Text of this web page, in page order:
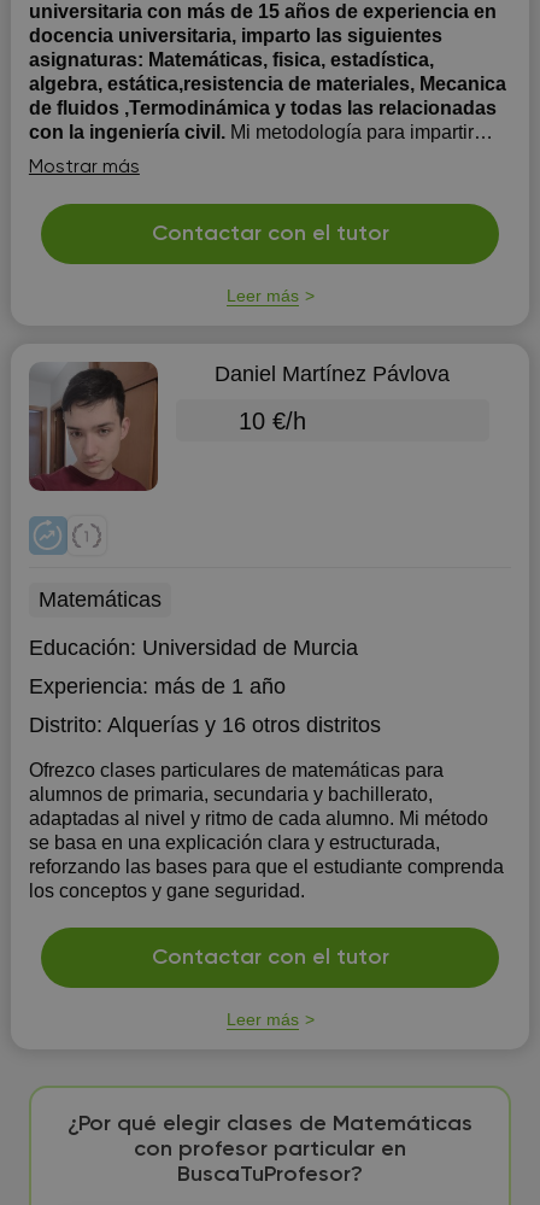
universitaria con más de 15 años de experiencia en
docencia universitaria, imparto las siguientes
asignaturas: Matemáticas, fisica, estadística,
algebra, estática,resistencia de materiales, Mecanica
de fluidos ,Termodinámica y todas las relacionadas
con la ingeniería civil. Mi metodología para impartir
clases es online, asesorando académicamente a los
estudiantes así como la elaboración de trabajos, guías
de ejercicios prácticos, maquetas y proyectos civiles.
Disponibilidad de tiempo completo las 24 horas del día
para clases y asesoramientos. Actualmente imparto
Mostrar más
Contactar con el tutor
Leer más
Daniel Martínez Pávlova
10 €/h
Matemáticas
Educación: Universidad de Murcia
Experiencia: más de 1 año
Distrito: Alqueríasy 16 otros distritos
Ofrezco clases particulares de matemáticas para
alumnos de primaria, secundaria y bachillerato,
adaptadas al nivel y ritmo de cada alumno. Mi método
se basa en una explicación clara y estructurada,
reforzando las bases para que el estudiante comprenda
los conceptos y gane seguridad.
Contactar con el tutor
Leer más
¿Por qué elegir clases de Matemáticas
con profesor particular en
BuscaTuProfesor?